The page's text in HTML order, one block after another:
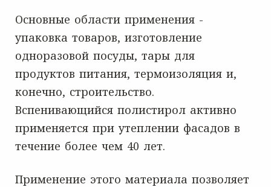
Основные области применения -
упаковка товаров, изготовление
одноразовой посуды, тары для
продуктов питания, термоизоляция и,
конечно, строительство.
Вспенивающийся полистирол активно
применяется при утеплении фасадов в
течение более чем 40 лет.
Применение этого материала позволяет